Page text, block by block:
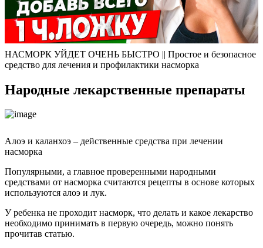
НАСМОРК УЙДЕТ ОЧЕНЬ БЫСТРО || Простое и безопасное
средство для лечения и профилактики насморка
Народные лекарственные препараты
Алоэ и каланхоэ – действенные средства при лечении
насморка
Популярными, а главное проверенными народными
средствами от насморка считаются рецепты в основе которых
используются алоэ и лук.
У ребенка не проходит насморк, что делать и какое лекарство
необходимо принимать в первую очередь, можно понять
прочитав статью.